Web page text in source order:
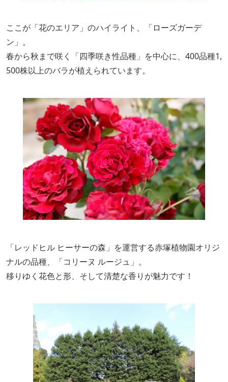
ここが「花のエリア」のハイライト、「ローズガーデ
ン」。
春から秋まで咲く「四季咲き性品種」を中心に、400品種1,
500株以上のバラが植えられています。
「レッドヒル ヒーサーの森」を運営する赤塚植物園オリジ
ナルの品種、「コリーヌ ルージュ」。
移りゆく花色と形、そして清楚な香りが魅力です！